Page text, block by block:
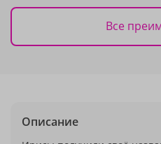
Все
Описание